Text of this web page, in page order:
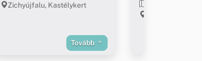
Zichyújfalu, Kastélykert
Tovább